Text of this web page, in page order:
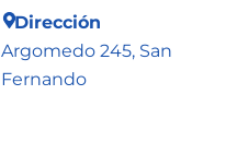
Dirección
Argomedo 245, San
Fernando